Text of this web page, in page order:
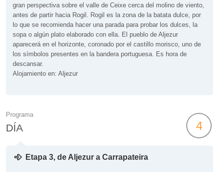
gran perspectiva sobre el valle de Ceixe cerca del molino de viento,
antes de partir hacia Rogil. Rogil es la zona de la batata dulce, por
lo que se recomienda hacer una parada para probar los dulces, la
sopa o algún plato elaborado con ella. El pueblo de Aljezur
aparecerá en el horizonte, coronado por el castillo morisco, uno de
los símbolos presentes en la bandera portuguesa. Es hora de
descansar.
Alojamiento en: Aljezur
Programa
DÍA 4
Etapa 3, de Aljezur a Carrapateira